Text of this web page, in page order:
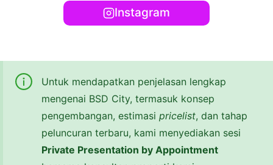
Instagram
Untuk mendapatkan penjelasan lengkap
mengenai BSD City, termasuk konsep
pengembangan, estimasi pricelist, dan tahap
peluncuran terbaru, kami menyediakan sesi
Private Presentation by Appointment